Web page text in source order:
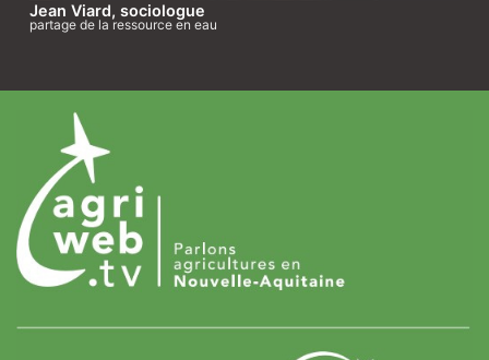
Jean Viard, sociologue
partage de la ressource en eau